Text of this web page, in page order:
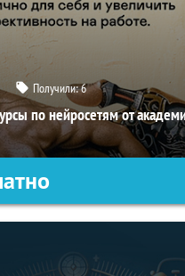
Получили:6
по нейросетям от